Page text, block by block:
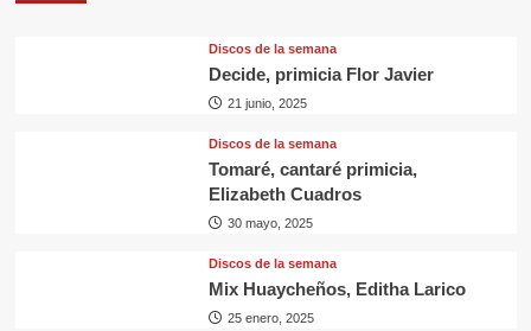
Discos de la semana
Decide, primicia Flor Javier
21 junio, 2025
Discos de la semana
Tomaré, cantaré primicia,
Elizabeth Cuadros
30 mayo, 2025
Discos de la semana
Mix Huaycheños, Editha Larico
25 enero, 2025